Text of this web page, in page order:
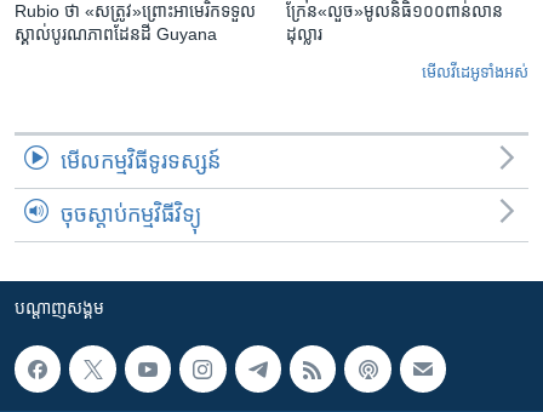
Rubio ថា «សត្រូវ»ព្រោះអាមេរិកទទួល
ស្គាល់បូរណភាពដែនដី Guyana
ក្រែន«លួច»មូលនិធិ១០០ពាន់លាន
ដុល្លារ
មើល​វីដេអូ​ទាំង​អស់
មើល​កម្មវិធី​ទូរទស្សន៍
ចុចស្តាប់កម្មវិធីវិទ្យុ
បណ្តាញ​សង្គម